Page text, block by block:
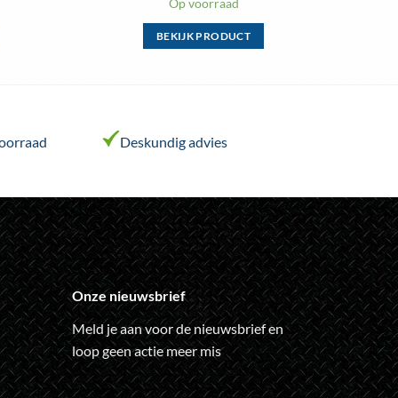
BEKIJK PRODUCT
variaties.
kan
gekozen
worden
op
de
productpagina
Deskundig advies
Onze nieuwsbrief
Meld je aan voor de nieuwsbrief en
loop geen actie meer mis